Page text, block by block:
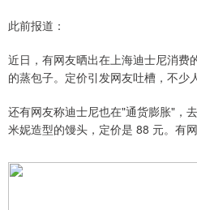
此前报道：
近日，有网友晒出在上海迪士尼消费
的蒸包子。定价引发网友吐槽，不少
还有网友称迪士尼也在"通货膨胀"，
米妮造型的馒头，定价是 88 元。有